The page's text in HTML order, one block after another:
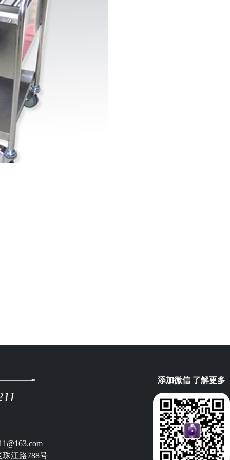
江路788号
添加微信 了解更多